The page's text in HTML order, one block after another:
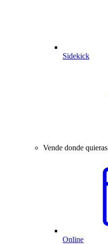
Sidekick
Vende donde quieras
Online